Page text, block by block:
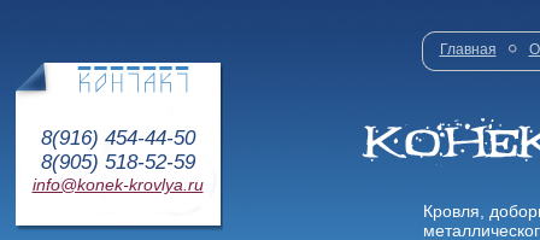
8(916) 454-44-50
8(905) 518-52-59
info@konek-krovlya.ru
Главная О
Кровля,